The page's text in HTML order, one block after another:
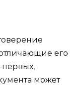
его
первых,
может